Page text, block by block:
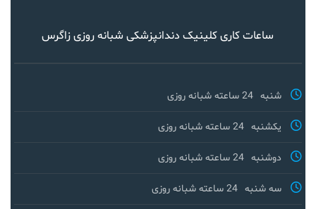
ساعات کاری کلینیک دندانپزشکی شبانه روزی زاگرس
شنبه 24 ساعته شبانه روزی
یکشنبه 24 ساعته شبانه روزی
دوشنبه 24 ساعته شبانه روزی
سه شنبه 24 ساعته شبانه روزی